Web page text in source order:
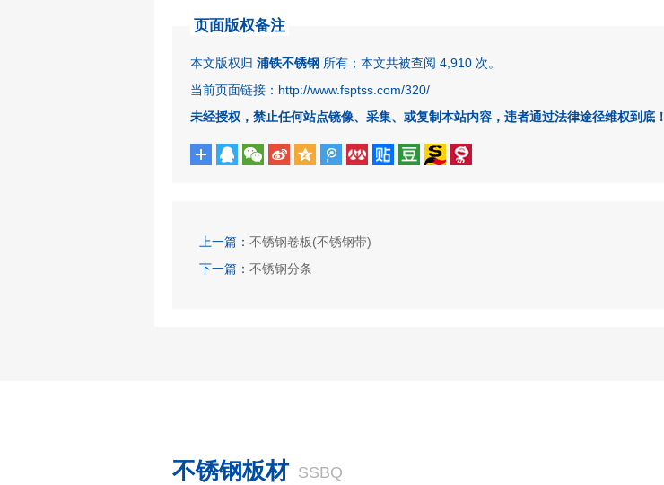
页面版权备注
本文版权归 浦铁不锈钢 所有；本文共被查阅 4,910 次。
当前页面链接：http://www.fsptss.com/320/
未经授权，禁止任何站点镜像、采集、或复制本站内容，违者通过法律途径维权到底！
上一篇： 不锈钢卷板(不锈钢带)
下一篇： 不锈钢分条
不锈钢板材 SSBQ